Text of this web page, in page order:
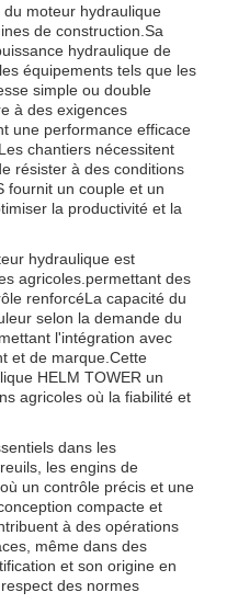
moteur hydraulique
de construction.Sa
hydraulique de
équipements tels que les
simple ou double
à des exigences
une performance efficace
chantiers nécessitent
résister à des conditions
fournit un couple et un
la productivité et la
hydraulique est
agricoles.permettant des
renforcéLa capacité du
selon la demande du
l'intégration avec
et de marque.Cette
HELM TOWER un
agricoles où la fiabilité et
dans les
les engins de
un contrôle précis et une
compacte et
à des opérations
même dans des
et son origine en
des normes